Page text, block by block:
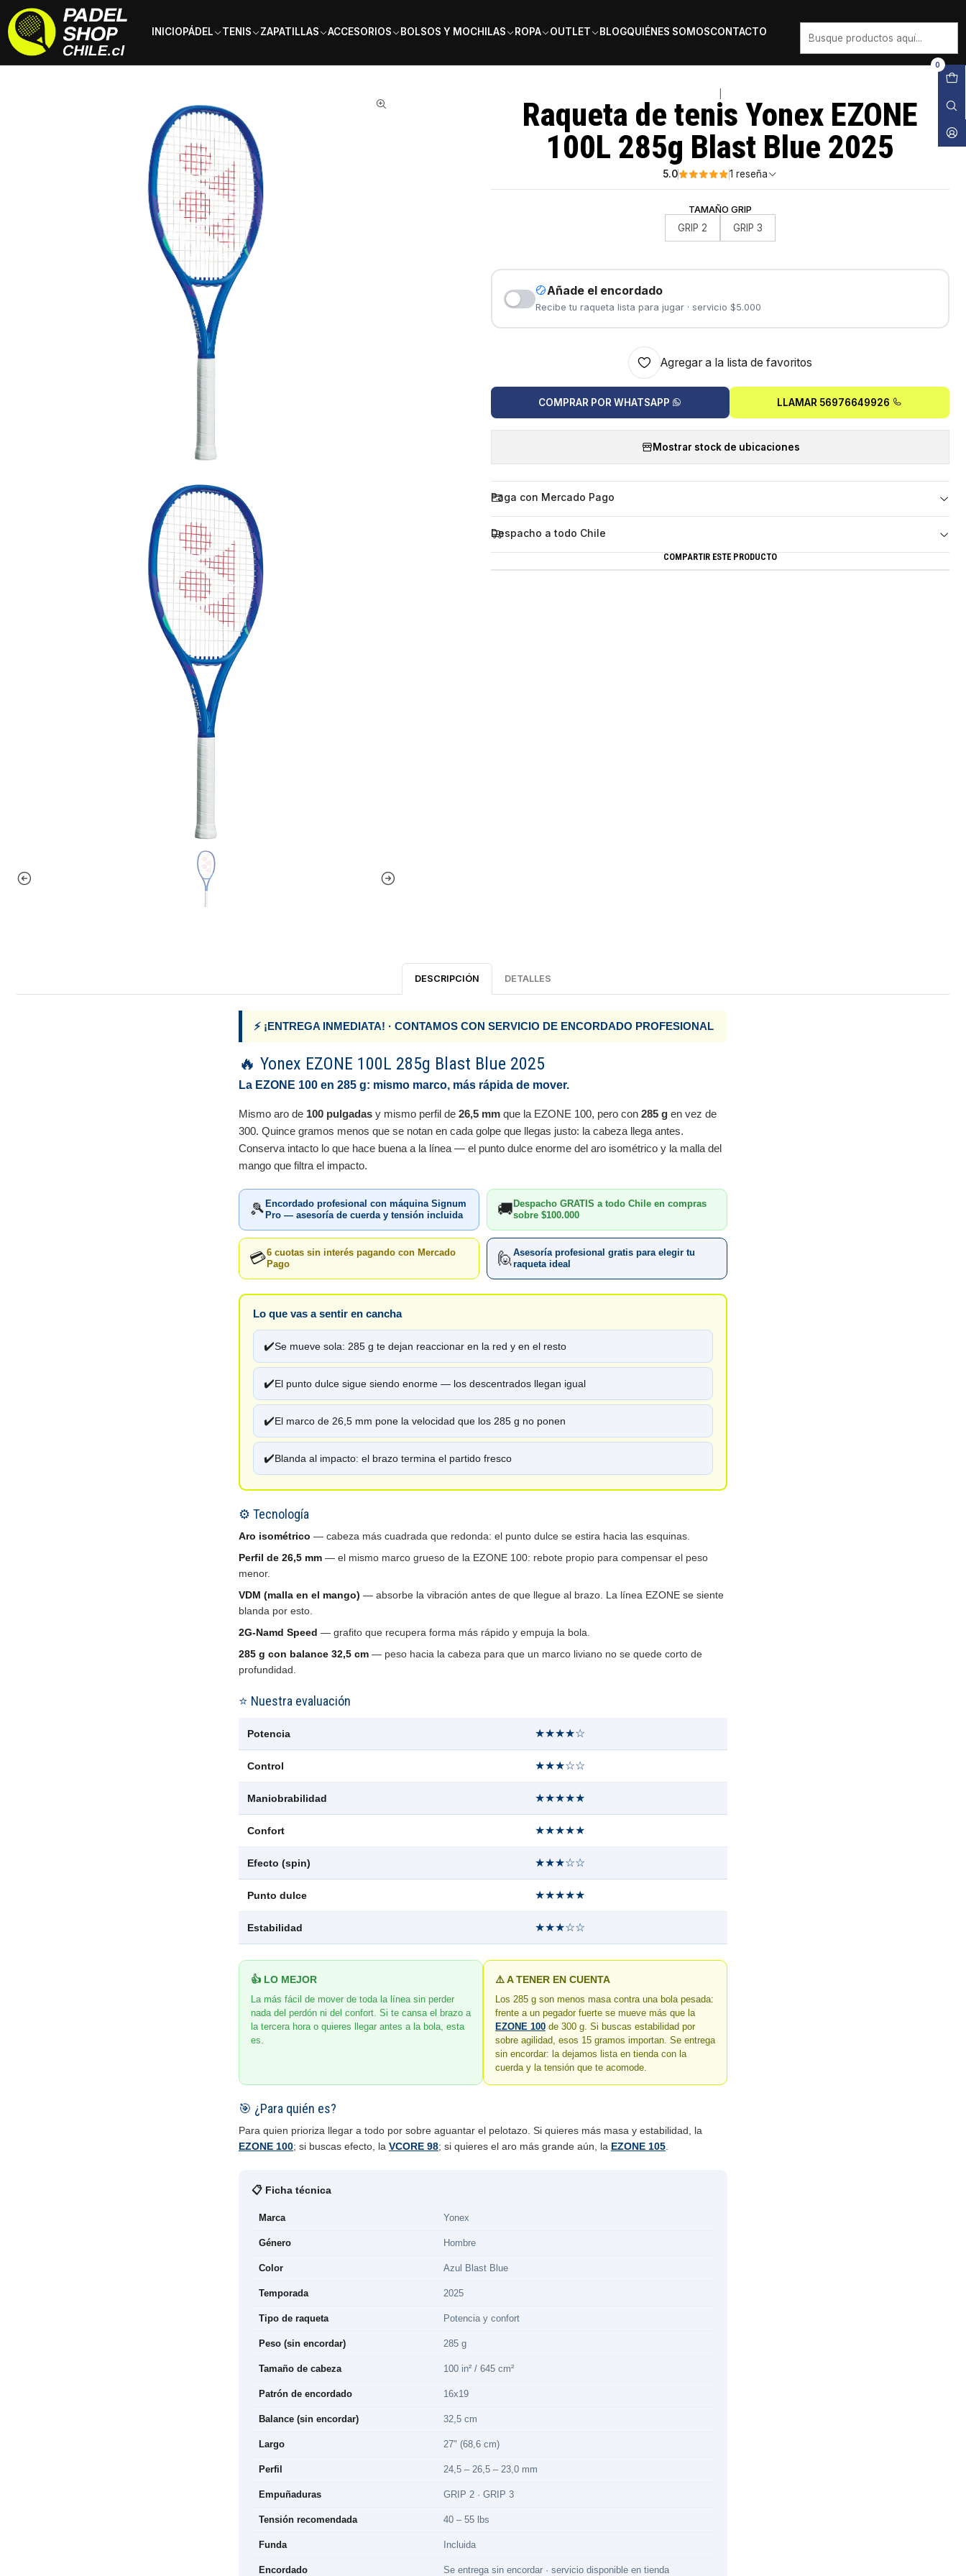
INICIOPÁDEL TENIS ZAPATILLAS ACCESORIOS BOLSOS Y MOCHILAS ROPA OUTLET BLOGQUIÉNES SOMOSCONTACTO
0
Inicio Tenis Raquetas de Tenis
Raqueta de tenis Yonex EZONE
100L 285g Blast Blue 2025
5.0 1 reseña
TAMAÑO GRIP
GRIP 2 GRIP 3
Añade el encordado
Recibe tu raqueta lista para jugar · servicio $5.000
Agregar a la lista de favoritos
COMPRAR POR WHATSAPP LLAMAR 56976649926
Mostrar stock de ubicaciones
Paga con Mercado Pago
Despacho a todo Chile
COMPARTIR ESTE PRODUCTO
DESCRIPCIÓN DETALLES
⚡ ¡ENTREGA INMEDIATA! · CONTAMOS CON SERVICIO DE ENCORDADO PROFESIONAL
🔥 Yonex EZONE 100L 285g Blast Blue 2025
La EZONE 100 en 285 g: mismo marco, más rápida de mover.
Mismo aro de 100 pulgadas y mismo perfil de 26,5 mm que la EZONE 100, pero con 285 g en vez de
300. Quince gramos menos que se notan en cada golpe que llegas justo: la cabeza llega antes.
Conserva intacto lo que hace buena a la línea — el punto dulce enorme del aro isométrico y la malla del
mango que filtra el impacto.
🎾 Encordado profesional con máquina Signum
Pro — asesoría de cuerda y tensión incluida
🚚 Despacho GRATIS a todo Chile en compras
sobre $100.000
💳6 cuotas sin interés pagando con Mercado
Pago
🙋 Asesoría profesional gratis para elegir tu
raqueta ideal
Lo que vas a sentir en cancha
✔️Se mueve sola: 285 g te dejan reaccionar en la red y en el resto
✔️El punto dulce sigue siendo enorme — los descentrados llegan igual
✔️El marco de 26,5 mm pone la velocidad que los 285 g no ponen
✔️Blanda al impacto: el brazo termina el partido fresco
⚙️ Tecnología
Aro isométrico — cabeza más cuadrada que redonda: el punto dulce se estira hacia las esquinas.
Perfil de 26,5 mm — el mismo marco grueso de la EZONE 100: rebote propio para compensar el peso
menor.
VDM (malla en el mango) — absorbe la vibración antes de que llegue al brazo. La línea EZONE se siente
blanda por esto.
2G-Namd Speed — grafito que recupera forma más rápido y empuja la bola.
285 g con balance 32,5 cm — peso hacia la cabeza para que un marco liviano no se quede corto de
profundidad.
⭐ Nuestra evaluación
Potencia ★★★★☆
Control ★★★☆☆
Maniobrabilidad ★★★★★
Confort ★★★★★
Efecto (spin) ★★★☆☆
Punto dulce ★★★★★
Estabilidad ★★★☆☆
👍 LO MEJOR
La más fácil de mover de toda la línea sin perder
nada del perdón ni del confort. Si te cansa el brazo a
la tercera hora o quieres llegar antes a la bola, esta
es.
⚠️ A TENER EN CUENTA
Los 285 g son menos masa contra una bola pesada:
frente a un pegador fuerte se mueve más que la
EZONE 100 de 300 g. Si buscas estabilidad por
sobre agilidad, esos 15 gramos importan. Se entrega
sin encordar: la dejamos lista en tienda con la
cuerda y la tensión que te acomode.
🎯 ¿Para quién es?
Para quien prioriza llegar a todo por sobre aguantar el pelotazo. Si quieres más masa y estabilidad, la
EZONE 100; si buscas efecto, la VCORE 98; si quieres el aro más grande aún, la EZONE 105
📋 Ficha técnica
Marca Yonex
Género Hombre
Color Azul Blast Blue
Temporada 2025
Tipo de raqueta Potencia y confort
Peso (sin encordar) 285 g
Tamaño de cabeza 100 in² / 645 cm²
Patrón de encordado 16x19
Balance (sin encordar) 32,5 cm
Largo 27" (68,6 cm)
Perfil 24,5 – 26,5 – 23,0 mm
Empuñaduras GRIP 2 · GRIP 3
Tensión recomendada 40 – 55 lbs
Funda Incluida
Encordado Se entrega sin encordar · servicio disponible en tienda